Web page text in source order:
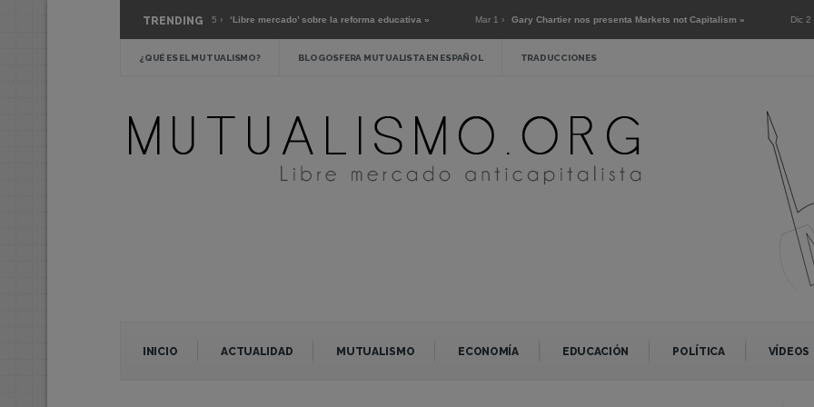
TRENDING
Mar 15 › ‘Libre mercado’ sobre la reforma educativa » Mar 1 › Gary Chartier nos presenta Markets not Capitalism » Dic 2 ›
¿QUÉ ES EL MUTUALISMO? BLOGOSFERA MUTUALISTA EN ESPAÑOL TRADUCCIONES
INICIO ACTUALIDAD MUTUALISMO ECONOMÍA EDUCACIÓN POLÍTICA VÍDEOS